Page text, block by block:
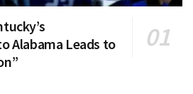
Alabama Leads to